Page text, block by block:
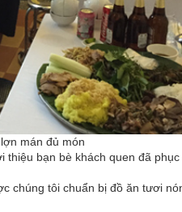
mán đủ món
bạn bè khách quen đã
chúng tôi chuẩn bị đồ ăn tươi